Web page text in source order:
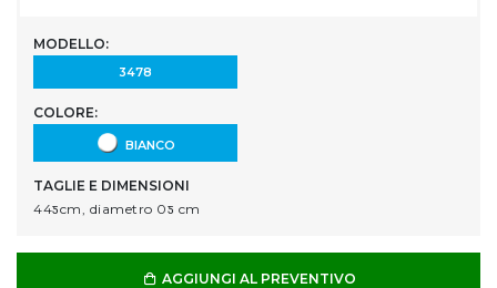
MODELLO:
3478
COLORE:
BIANCO
TAGLIE E DIMENSIONI
44ƽcm, diametro 0ƽ cm
AGGIUNGI AL PREVENTIVO